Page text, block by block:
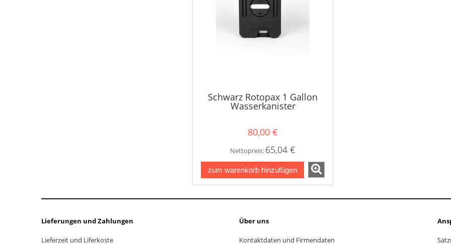
Schwarz Rotopax 1 Gallon
Wasserkanister
80,00 €
Nettopreis: 65,04 €
zum warenkorb hinzufügen
Lieferungen und Zahlungen
Lieferzeit und Liferkoste
Über uns
Kontaktdaten und Firmendaten